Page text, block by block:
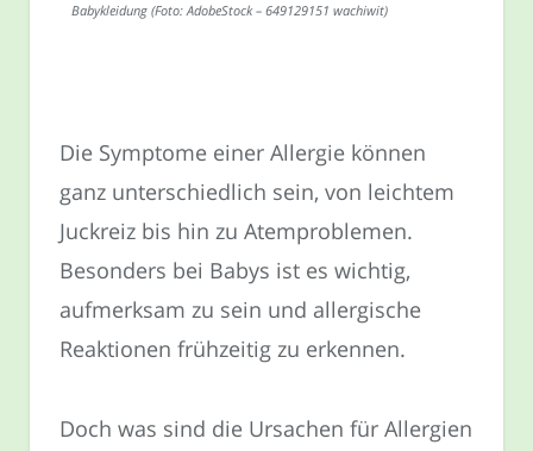
Babykleidung (Foto: AdobeStock – 649129151 wachiwit)
Die Symptome einer Allergie können
ganz unterschiedlich sein, von leichtem
Juckreiz bis hin zu Atemproblemen.
Besonders bei Babys ist es wichtig,
aufmerksam zu sein und allergische
Reaktionen frühzeitig zu erkennen.
Doch was sind die Ursachen für Allergien